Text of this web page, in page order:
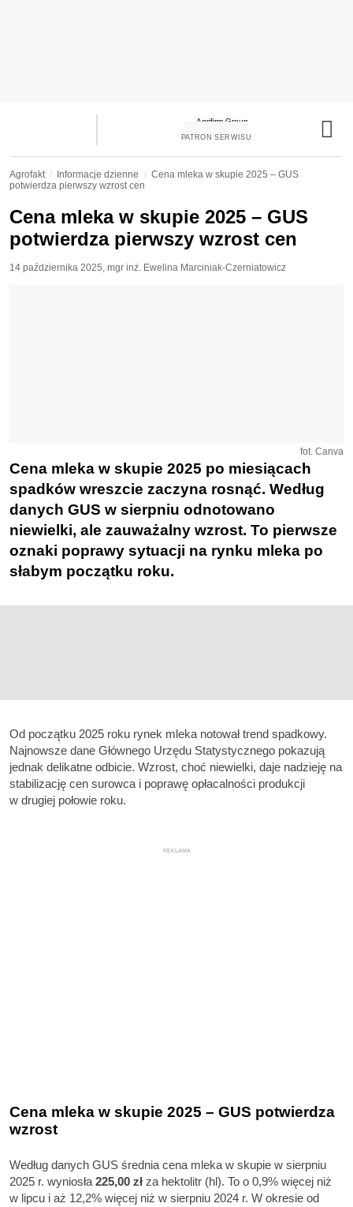
PATRON SERWISU
Agrofakt Informacje dzienne
Cena mleka w skupie 2025 – GUS
potwierdza pierwszy wzrost cen
Cena mleka w skupie 2025 – GUS
potwierdza pierwszy wzrost cen
14 października 2025, mgr inż. Ewelina Marciniak-Czerniatowicz
fot. Canva
Cena mleka w skupie 2025 po miesiącach
spadków wreszcie zaczyna rosnąć. Według
danych GUS w sierpniu odnotowano
niewielki, ale zauważalny wzrost. To pierwsze
oznaki poprawy sytuacji na rynku mleka po
słabym początku roku.
Od początku 2025 roku rynek mleka notował trend spadkowy.
Najnowsze dane Głównego Urzędu Statystycznego pokazują
jednak delikatne odbicie. Wzrost, choć niewielki, daje nadzieję na
stabilizację cen surowca i poprawę opłacalności produkcji
w drugiej połowie roku.
REKLAMA
Cena mleka w skupie 2025 – GUS potwierdza
wzrost
Według danych GUS średnia cena mleka w skupie w sierpniu
2025 r. wyniosła 225,00 zł za hektolitr (hl). To o 0,9% więcej niż
w lipcu i aż 12,2% więcej niż w sierpniu 2024 r. W okresie od